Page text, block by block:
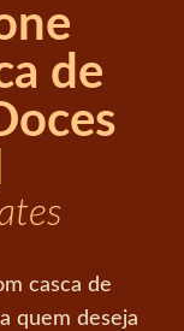
de
casca de
quem deseja